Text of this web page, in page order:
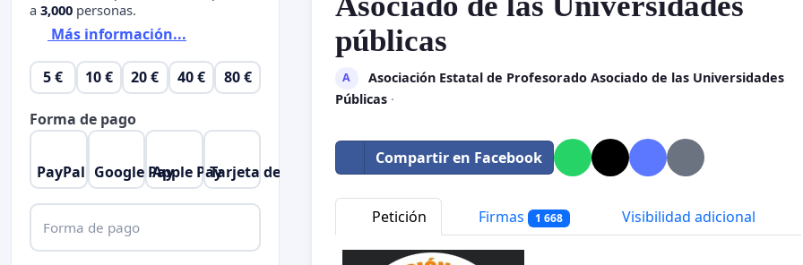
públicas
A
Asociación Estatal de Profesorado Asociado de las Universidades
Públicas ·
Compartir en Facebook
Petición Firmas 1 668 Visibilidad adicional
a 3,000 personas.
Más información...
5 € 10 € 20 € 40 € 80 €
Forma de pago
PayPal Google PayApple PayTarjeta de crédito
Forma de pago